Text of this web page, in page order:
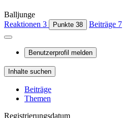
Balljunge
Reaktionen 3 Punkte 38 Beiträge 7
Benutzerprofil melden
Inhalte suchen
Beiträge
Themen
Registrierungsdatum